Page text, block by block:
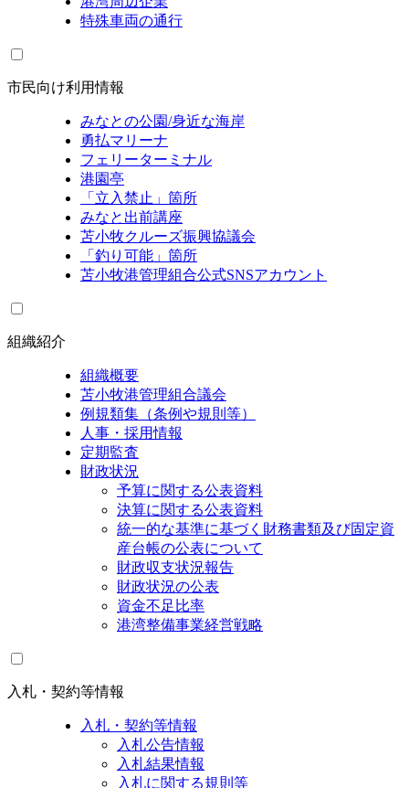
特殊車両の通行
市民向け利用情報
みなとの公園/身近な海岸
勇払マリーナ
フェリーターミナル
港園亭
「立入禁止」箇所
みなと出前講座
苫小牧クルーズ振興協議会
「釣り可能」箇所
苫小牧港管理組合公式SNSアカウント
組織紹介
組織概要
苫小牧港管理組合議会
例規類集（条例や規則等）
人事・採用情報
定期監査
財政状況
予算に関する公表資料
決算に関する公表資料
統一的な基準に基づく財務書類及び固定資
産台帳の公表について
財政収支状況報告
財政状況の公表
資金不足比率
港湾整備事業経営戦略
入札・契約等情報
入札・契約等情報
入札公告情報
入札結果情報
入札に関する規則等